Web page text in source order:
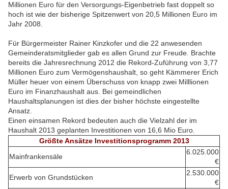
Millionen Euro für den Versorgungs-Eigenbetrieb fast doppelt so
hoch ist wie der bisherige Spitzenwert von 20,5 Millionen Euro im
Jahr 2008.
Für Bürgermeister Rainer Kinzkofer und die 22 anwesenden
Gemeinderatsmitglieder gab es allen Grund zur Freude. Brachte
bereits die Jahresrechnung 2012 die Rekord-Zuführung von 3,77
Millionen Euro zum Vermögenshaushalt, so geht Kämmerer Erich
Müller heuer von einem Überschuss von knapp zwei Milllionen
Euro im Finanzhaushalt aus. Bei gemeindlichen
Haushaltsplanungen ist dies der bisher höchste eingestellte
Ansatz.
Einen einsamen Rekord bedeuten auch die Vielzahl der im
Haushalt 2013 geplanten Investitionen von 16,6 Mio Euro.
Größte Ansätze Investitionsprogramm 2013
Mainfrankensäle
6.025.000
€
Erwerb von Grundstücken
2.530.000
€